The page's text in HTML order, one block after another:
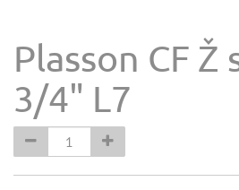
Plasson CF Ž
3/4" L7